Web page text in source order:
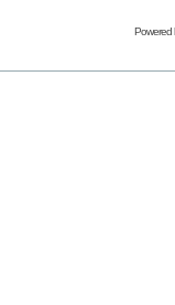
Powered